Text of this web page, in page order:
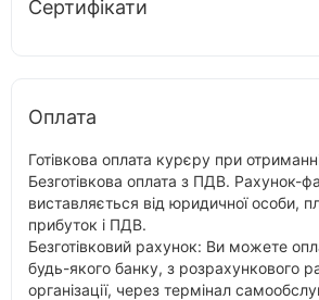
Сертифікати
Оплата
Готівкова оплата курєру при
Безготівкова оплата з ПДВ. Рахунок-
виставляється від юридичної особи,
прибуток і ПДВ.
Безготівковий рахунок: Ви можете
будь-якого банку, з розрахункового
організації, через термінал